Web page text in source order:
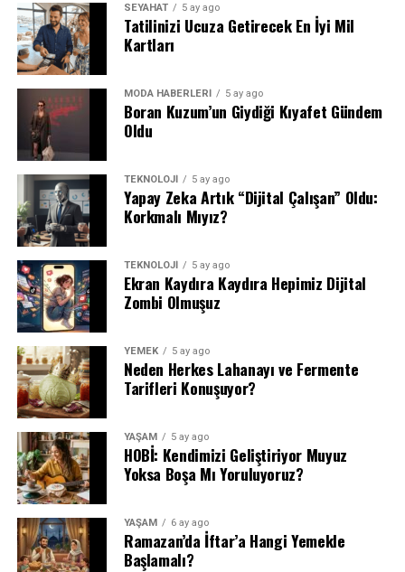
SEYAHAT 5 ay ago
Tatilinizi Ucuza Getirecek En İyi Mil
Kartları
MODA HABERLERİ 5 ay ago
Boran Kuzum’un Giydiği Kıyafet Gündem
Oldu
TEKNOLOJİ 5 ay ago
Yapay Zeka Artık “Dijital Çalışan” Oldu:
Korkmalı Mıyız?
TEKNOLOJİ 5 ay ago
Ekran Kaydıra Kaydıra Hepimiz Dijital
Zombi Olmuşuz
YEMEK 5 ay ago
Neden Herkes Lahanayı ve Fermente
Tarifleri Konuşuyor?
YAŞAM 5 ay ago
HOBİ: Kendimizi Geliştiriyor Muyuz
Yoksa Boşa Mı Yoruluyoruz?
YAŞAM 6 ay ago
Ramazan’da İftar’a Hangi Yemekle
Başlamalı?